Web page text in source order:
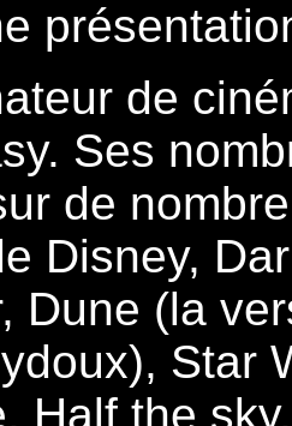
de
Ses
de
Disney,
Dune (la
Star
Half the